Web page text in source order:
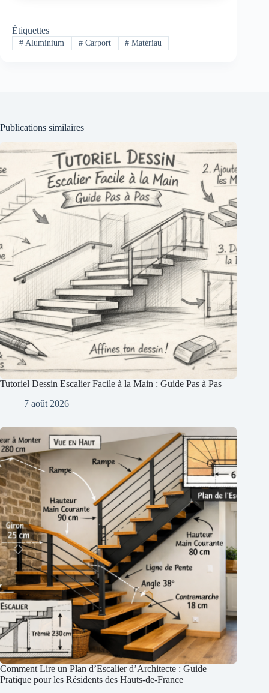
Étiquettes
#Aluminium #Carport # Matériau
Publications similaires
Tutoriel Dessin Escalier Facile à la Main : Guide Pas à Pas
7 août 2026
Comment Lire un Plan d’Escalier d’Architecte : Guide
Pratique pour les Résidents des Hauts-de-France